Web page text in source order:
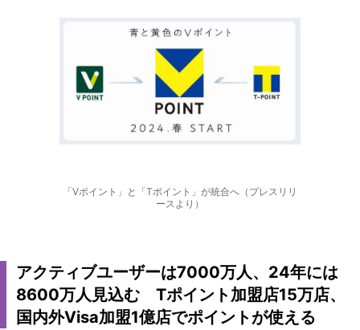
「Vポイント」と「Tポイント」が統合へ（プレスリリ
ースより）
アクティブユーザーは7000万人、24年には
8600万人見込む Tポイント加盟店15万店、
国内外Visa加盟1億店でポイントが使える